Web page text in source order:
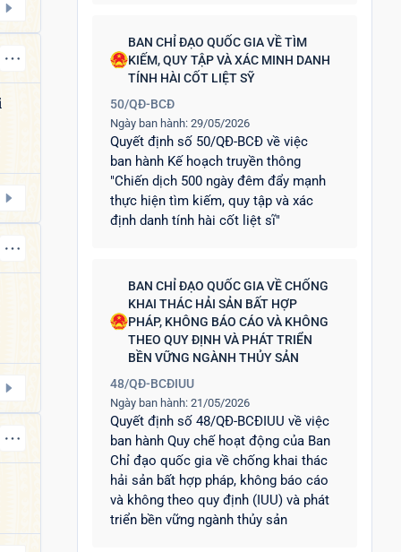
BAN CHỈ ĐẠO QUỐC GIA VỀ TÌM
KIẾM, QUY TẬP VÀ XÁC MINH DANH
TÍNH HÀI CỐT LIỆT SỸ
50/QĐ-BCĐ
Ngày ban hành: 29/05/2026
Quyết định số 50/QĐ-BCĐ về việc
ban hành Kế hoạch truyền thông
"Chiến dịch 500 ngày đêm đẩy mạnh
thực hiện tìm kiếm, quy tập và xác
định danh tính hài cốt liệt sĩ"
BAN CHỈ ĐẠO QUỐC GIA VỀ CHỐNG
KHAI THÁC HẢI SẢN BẤT HỢP
PHÁP, KHÔNG BÁO CÁO VÀ KHÔNG
THEO QUY ĐỊNH VÀ PHÁT TRIỂN
BỀN VỮNG NGÀNH THỦY SẢN
48/QĐ-BCĐIUU
Ngày ban hành: 21/05/2026
Quyết định số 48/QĐ-BCĐIUU về việc
ban hành Quy chế hoạt động của Ban
Chỉ đạo quốc gia về chống khai thác
hải sản bất hợp pháp, không báo cáo
và không theo quy định (IUU) và phát
triển bền vững ngành thủy sản